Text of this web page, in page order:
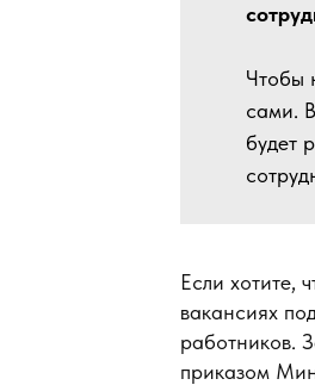
Чтобы
сами.
будет
Если хотите,
вакансиях
работников.
приказом